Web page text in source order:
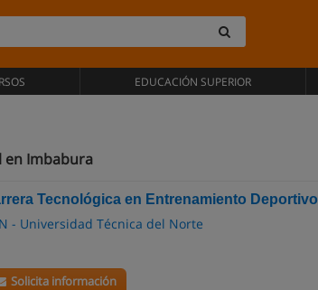
EDUCACIÓN SUPERIOR
en Imbabura
Tecnológica en Entrenamiento Deportivo
- Universidad Técnica del Norte
Solicita información